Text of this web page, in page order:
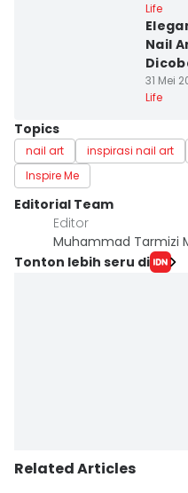
Life
Nail
31 Mei
Life
Topics
nail art inspirasi nail art
Inspire Me
Editorial Team
Editor
Muhammad Tarmizi
Tonton lebih seru di
Related Articles